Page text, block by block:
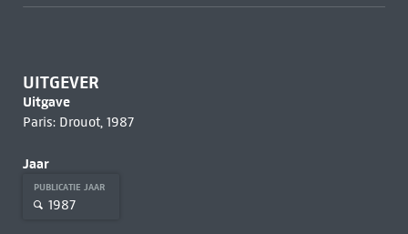
UITGEVER
Uitgave
Paris: Drouot, 1987
Jaar
PUBLICATIE JAAR
1987